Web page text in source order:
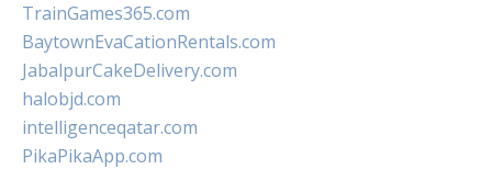
TrainGames365.com
BaytownEvaCationRentals.com
JabalpurCakeDelivery.com
halobjd.com
intelligenceqatar.com
PikaPikaApp.com